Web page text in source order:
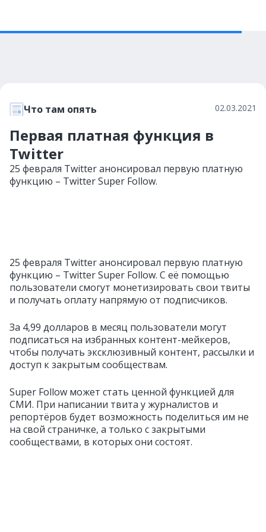
Что там опять 02.03.2021
Первая платная функция в
Twitter
25 февраля Twitter анонсировал первую платную
функцию – Twitter Super Follow.
25 февраля Twitter анонсировал первую платную
функцию – Twitter Super Follow. С её помощью
пользователи смогут монетизировать свои твиты
и получать оплату напрямую от подписчиков.
За 4,99 долларов в месяц пользователи могут
подписаться на избранных контент-мейкеров,
чтобы получать эксклюзивный контент, рассылки и
доступ к закрытым сообществам.
Super Follow может стать ценной функцией для
СМИ. При написании твита у журналистов и
репортёров будет возможность поделиться им не
на свой страничке, а только с закрытыми
сообществами, в которых они состоят.